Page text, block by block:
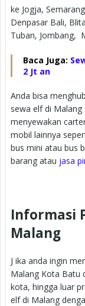
ke Jogja,
Denpasar Bali,
Tuban, Jombang,
Baca Juga:
2 Jt an
Anda bisa
sewa elf di Malang
menyewakan
mobil lainnya
bus mini atau bus
barang atau jasa
Informasi
Malang
J ika anda ingin
Malang Kota Batu
kota, hingga luar
elf di Malang